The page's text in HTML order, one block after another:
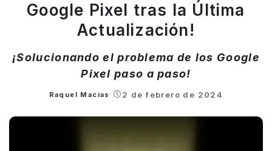
Google Pixel tras la Última
Actualización!
¡Solucionando el problema de los Google
Pixel paso a paso!
Posted
Raquel Macias 2 de febrero de 2024